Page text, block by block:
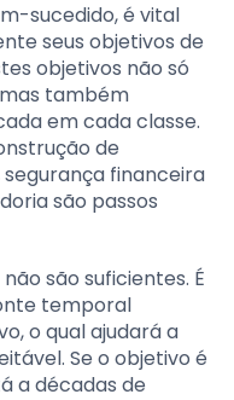
sucedido, é vital
seus objetivos de
objetivos não só
também
em cada classe.
de
financeira
são passos
são suficientes. É
temporal
o qual ajudará a
Se o objetivo é
a décadas de